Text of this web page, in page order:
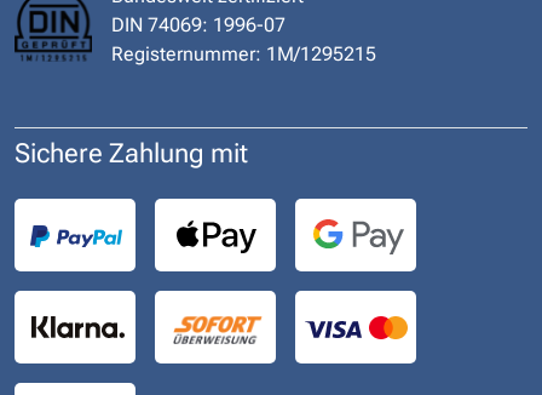
DIN 74069: 1996-07
Registernummer: 1M/1295215
Sichere Zahlung mit